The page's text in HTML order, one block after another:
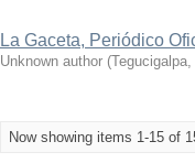
La Gaceta, Periódico
Unknown author (
Now showing items 1-15 of